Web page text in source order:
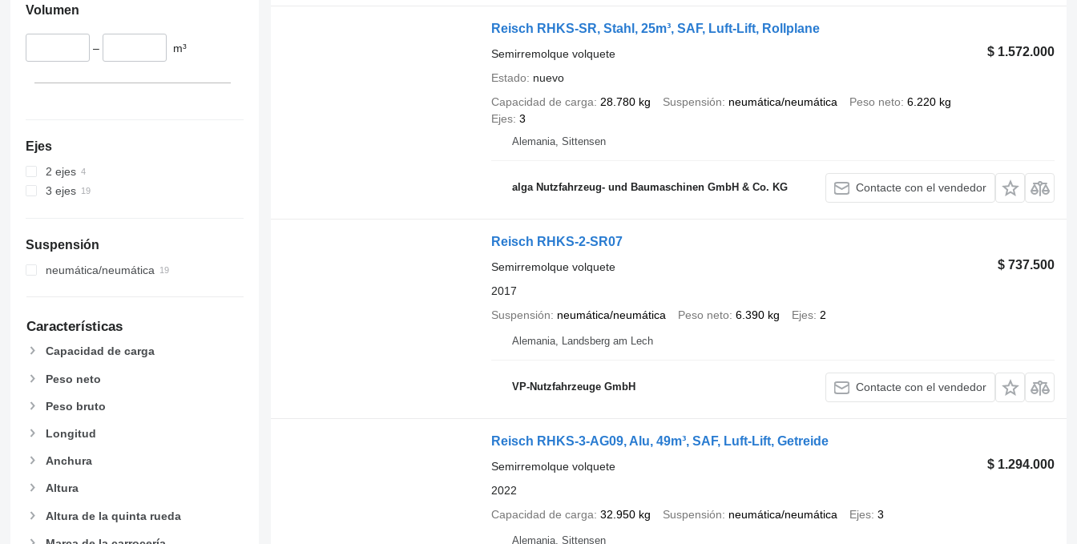
Volumen
– m³
Ejes
2 ejes
3 ejes
Suspensión
neumática/neumática
Características
Capacidad de carga
Peso neto
Peso bruto
Longitud
Anchura
Altura
Altura de la quinta rueda
Reisch RHKS-SR, Stahl, 25m³, SAF, Luft-Lift, Rollplane
$ 1.572.000
Semirremolque volquete
Estado
nuevo
Capacidad de carga
28.780 kg Suspensión neumática/neumática Peso neto 6.220 kg
Ejes 3
Alemania, Sittensen
alga Nutzfahrzeug- und Baumaschinen GmbH & Co. KG Contacte con el vendedor
Reisch RHKS-2-SR07
$ 737.500
Semirremolque volquete
2017
Suspensión
neumática/neumática Peso neto 6.390 kg Ejes 2
Alemania, Landsberg am Lech
VP-Nutzfahrzeuge GmbH Contacte con el vendedor
Reisch RHKS-3-AG09, Alu, 49m³, SAF, Luft-Lift, Getreide
$ 1.294.000
Semirremolque volquete
2022
Capacidad de carga 32.950 kg Suspensión neumática/neumática Ejes 3
Alemania, Sittensen